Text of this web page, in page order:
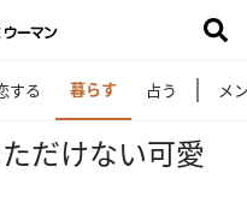
する 暮らす 占う メ
だけない可愛